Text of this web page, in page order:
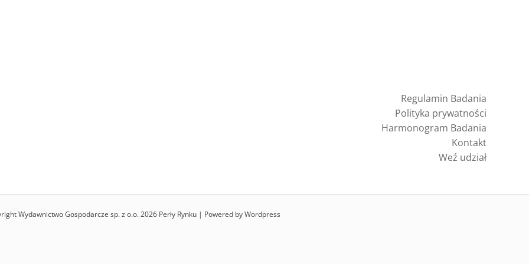
Regulamin Badania
Polityka prywatności
Harmonogram Badania
Kontakt
Weź udział
Wydawnictwo Gospodarcze sp. z o.o. 2026 Perły Rynku | Powered by Wordpress